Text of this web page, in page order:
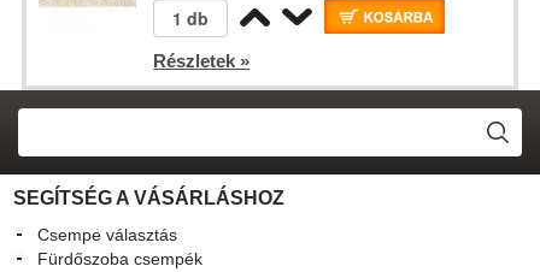
Részletek »
SEGÍTSÉG A VÁSÁRLÁSHOZ
Csempe választás
Fürdőszoba csempék